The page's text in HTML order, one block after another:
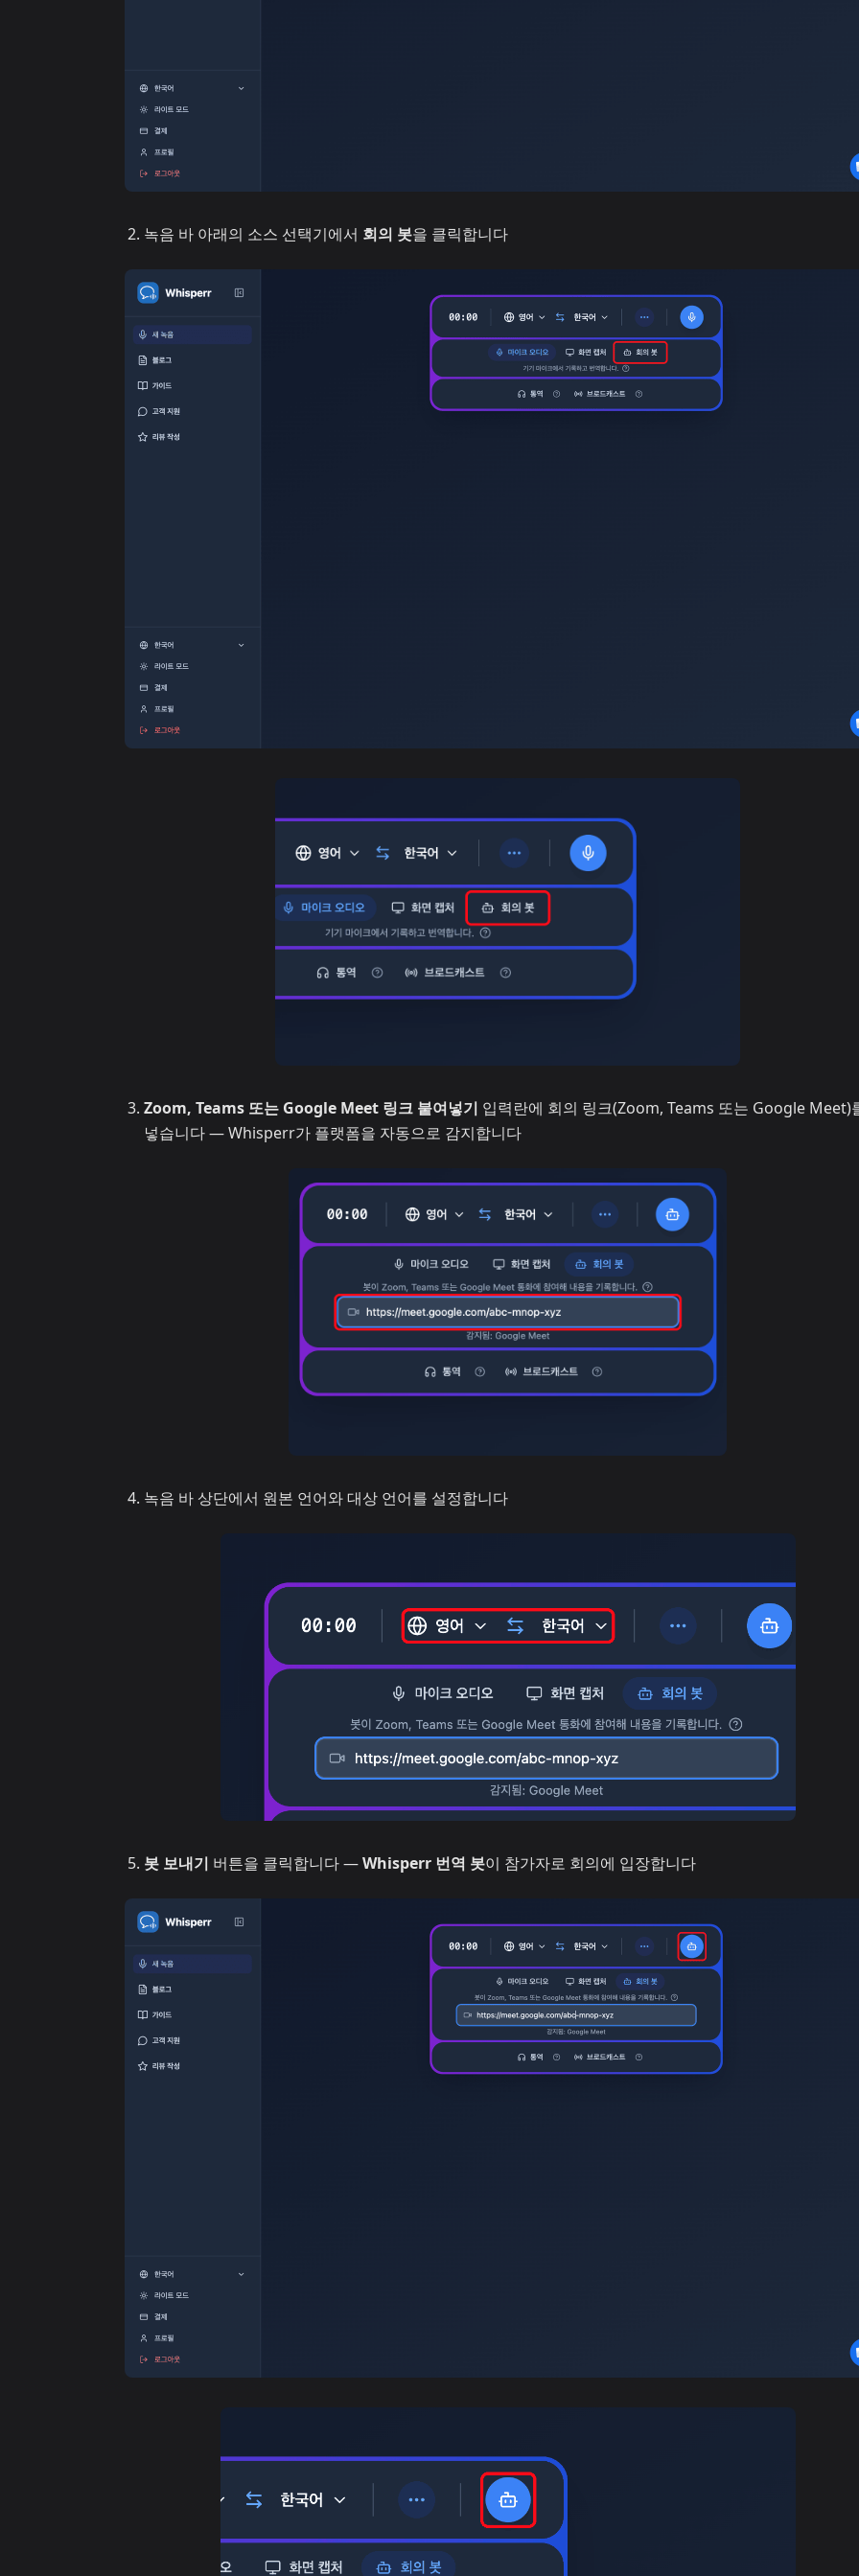
녹음 바 아래의 소스 선택기에서 회의 봇을 클릭합니다
Zoom, Teams 또는 Google Meet 링크 붙여넣기 입력란에 회의 링크(Zoom, Teams 또는 Google Meet)
넣습니다 — Whisperr가 플랫폼을 자동으로 감지합니다
녹음 바 상단에서 원본 언어와 대상 언어를 설정합니다
봇 보내기 버튼을 클릭합니다 —Whisperr 번역 봇이 참가자로 회의에 입장합니다